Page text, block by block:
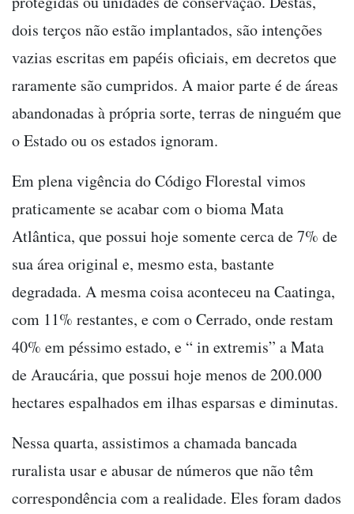
dois terços não estão implantados, são intenções
vazias escritas em papéis oficiais, em decretos que
raramente são cumpridos. A maior parte é de áreas
abandonadas à própria sorte, terras de ninguém que
o Estado ou os estados ignoram.
Em plena vigência do Código Florestal vimos
praticamente se acabar com o bioma Mata
Atlântica, que possui hoje somente cerca de 7% de
sua área original e, mesmo esta, bastante
degradada. A mesma coisa aconteceu na Caatinga,
com 11% restantes, e com o Cerrado, onde restam
40% em péssimo estado, e “ in extremis” a Mata
de Araucária, que possui hoje menos de 200.000
hectares espalhados em ilhas esparsas e diminutas.
Nessa quarta, assistimos a chamada bancada
ruralista usar e abusar de números que não têm
correspondência com a realidade. Eles foram dados